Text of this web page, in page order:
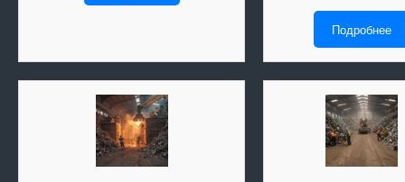
Подробнее